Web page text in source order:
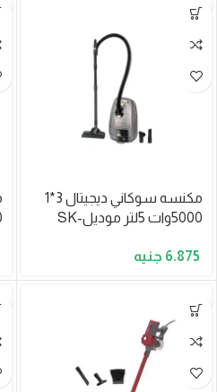
مكنسه سوكاني ديجيتال 3*1
5000وات 5لتر موديلSK-
6.875